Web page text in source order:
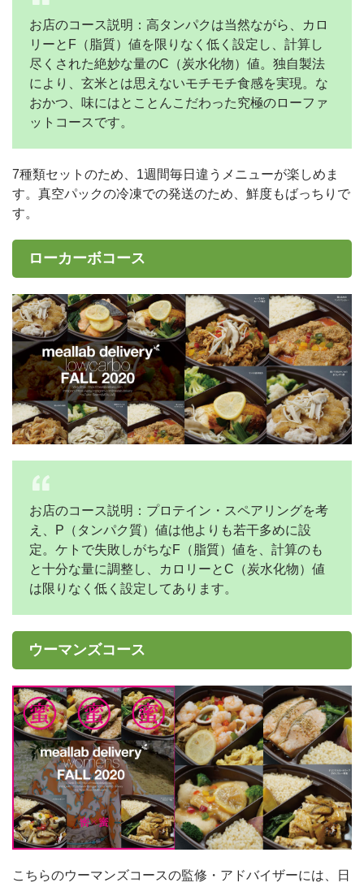
お店のコース説明：高タンパクは当然ながら、カロ
リーとF（脂質）値を限りなく低く設定し、計算し
尽くされた絶妙な量のC（炭水化物）値。独自製法
により、玄米とは思えないモチモチ食感を実現。な
おかつ、味にはとことんこだわった究極のローファ
ットコースです。
7種類セットのため、1週間毎日違うメニューが楽しめま
す。真空パックの冷凍での発送のため、鮮度もばっちりで
す。
ローカーボコース
お店のコース説明：プロテイン・スペアリングを考
え、P（タンパク質）値は他よりも若干多めに設
定。ケトで失敗しがちなF（脂質）値を、計算のも
と十分な量に調整し、カロリーとC（炭水化物）値
は限りなく低く設定してあります。
ウーマンズコース
こちらのウーマンズコースの監修・アドバイザーには、日